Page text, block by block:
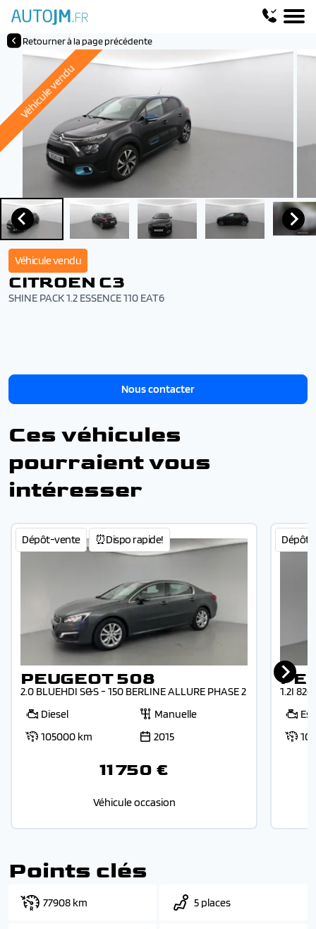
Retourner à la page précédente
Véhicule vendu
Véhicule vendu
CITROEN C3
SHINE PACK 1.2 ESSENCE 110 EAT6
Nous contacter
Ces véhicules
pourraient vous
intéresser
Dépôt-vente ⏰Dispo rapide!
PEUGEOT 508
2.0 BLUEHDI S&S - 150 BERLINE ALLURE PHASE 2
Diesel
Manuelle
105000 km
2015
11 750 €
Véhicule occasion
1.2I
Points clés
77908 km 5 places